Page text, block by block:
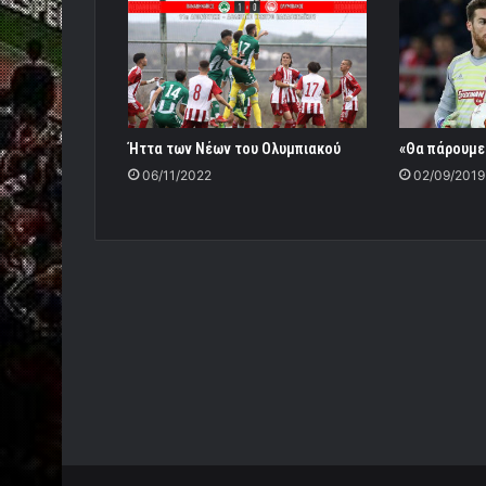
Ήττα των Νέων του Ολυμπιακού
06/11/2022
«Θα πάρουμε
02/09/2019